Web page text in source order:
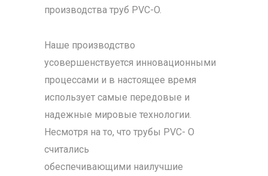
производства труб PVC-O.
Наше производство
усовершенствуется инновационными
процессами и в настоящее время
использует самые передовые и
надежные мировые технологии.
Несмотря на то, что трубы PVC- O
считались
обеспечивающими наилучшие